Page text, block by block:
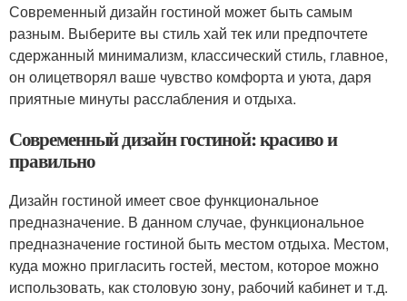
Современный дизайн гостиной может быть самым
разным. Выберите вы стиль хай тек или предпочтете
сдержанный минимализм, классический стиль, главное,
он олицетворял ваше чувство комфорта и уюта, даря
приятные минуты расслабления и отдыха.
Современный дизайн гостиной: красиво и
правильно
Дизайн гостиной имеет свое функциональное
предназначение. В данном случае, функциональное
предназначение гостиной быть местом отдыха. Местом,
куда можно пригласить гостей, местом, которое можно
использовать, как столовую зону, рабочий кабинет и т.д.